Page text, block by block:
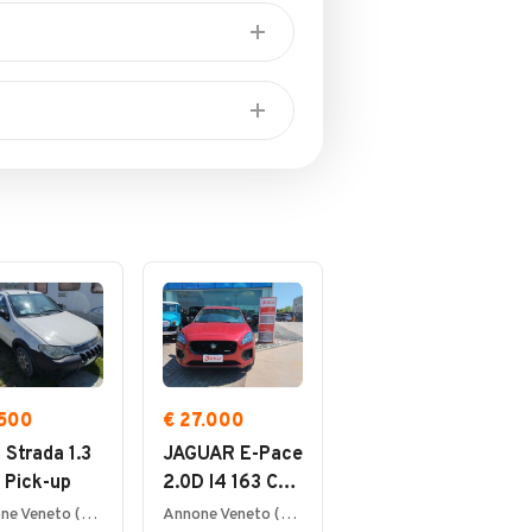
Assicurazioni
Sanificazione interni
Strada 1.3
Pick-up
Annone Veneto (VE)
€ 27.000
JAGUAR E-Pace
2.0D I4 163 CV
AWD Auto R- Annone Veneto (VE)